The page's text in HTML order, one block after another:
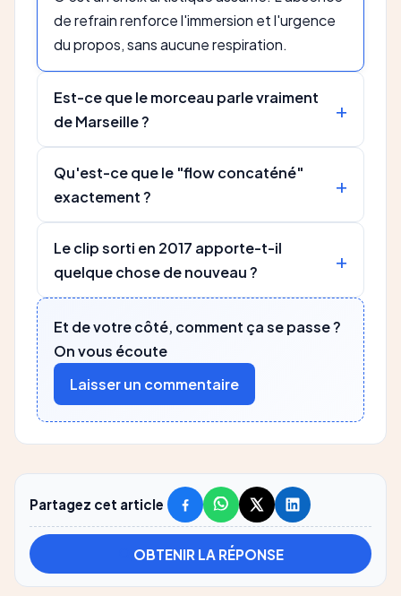
de refrain renforce l'immersion et l'urgence
du propos, sans aucune respiration.
Est-ce que le morceau parle vraiment
de Marseille ?
Qu'est-ce que le "flow concaténé"
exactement ?
Le clip sorti en 2017 apporte-t-il
quelque chose de nouveau ?
Et de votre côté, comment ça se passe ?
On vous écoute
Laisser un commentaire
Partagez cet article
OBTENIR LA RÉPONSE